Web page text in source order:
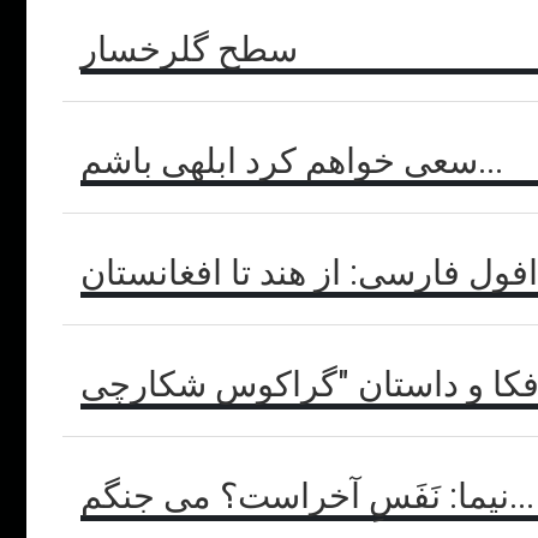
سطح گل‏رخسار
سعی خواهم کرد ابلهی باشم...
فارسی: از هند تا افغانستان
نیما: نَفَسِ آخراست؟ می جنگم...